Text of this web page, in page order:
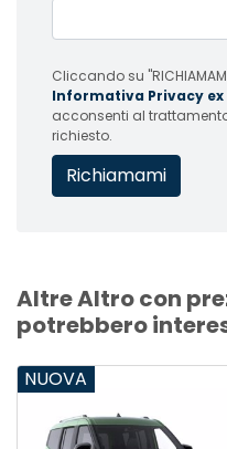
Cliccando su
Informativa Privacy ex
acconsenti al
richiesto.
Altre Altro con
potrebbero
NUOVA